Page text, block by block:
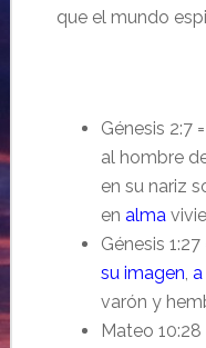
que el mundo
Génesis 2:7
al hombre
en su nariz
en alma
Génesis
su imagen,
varón y
Mateo 10:28